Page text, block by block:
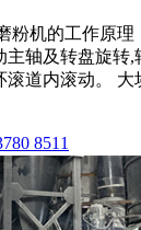
粉机的工作原
主轴及转盘旋转
滚道内滚动。 大
8511